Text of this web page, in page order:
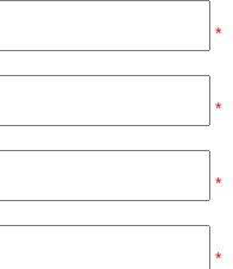
*
*
*
*